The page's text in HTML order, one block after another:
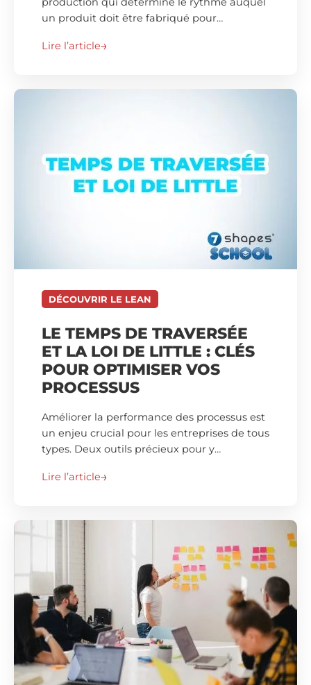
un produit doit être fabriqué pour…
Lire l’article
DÉCOUVRIR LE LEAN
LE TEMPS DE TRAVERSÉE
ET LA LOI DE LITTLE : CLÉS
POUR OPTIMISER VOS
PROCESSUS
Améliorer la performance des processus est
un enjeu crucial pour les entreprises de tous
types. Deux outils précieux pour y…
Lire l’article